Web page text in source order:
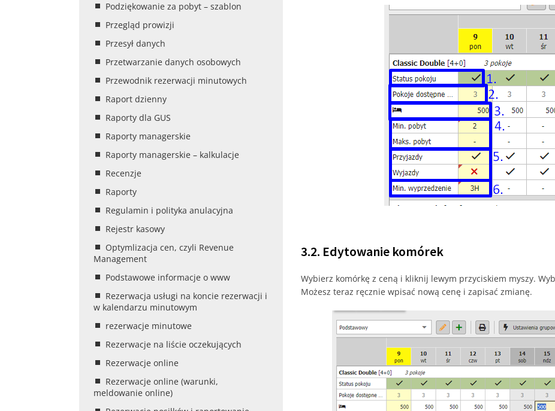
Podziękowanie za pobyt – szablon
Przegląd prowizji
Przesył danych
Przetwarzanie danych osobowych
Przewodnik rezerwacji minutowych
Raport dzienny
Raporty dla GUS
Raporty managerskie
Raporty managerskie – kalkulacje
Recenzje
Raporty
Regulamin i polityka anulacyjna
Rejestr kasowy
Optymlizacja cen, czyli Revenue
Management
Podstawowe informacje o www
Rezerwacja usługi na koncie rezerwacji i
w kalendarzu minutowym
rezerwacje minutowe
Rezerwacje na liście oczekujących
Rezerwacje online
Rezerwacje online (warunki,
meldowanie online)
3.2. Edytowanie komórek
Wybierz komórkę z ceną i kliknij lewym przyciskiem myszy.
Możesz teraz ręcznie wpisać nową cenę i zapisać zmianę.